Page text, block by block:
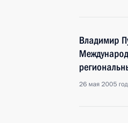
Владимир
26 мая 2005